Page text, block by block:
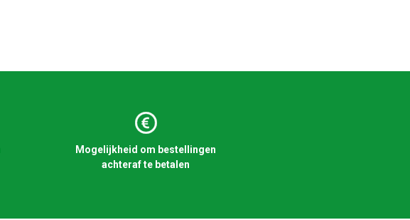
Mogelijkheid om bestellingen
achteraf te betalen